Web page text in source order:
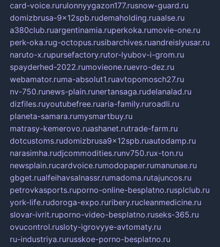
card-voice.rurulonnyygazon177.rusnow-guard.ru
domizbrusa-9x12spb.rudemaholding.ruaalse.ru
a380club.ruargentinamia.ruperkoka.rumovie-one.ru
perk-oka.rug-octopus.rusibarchives.ruandreislyusar.ru
naruto-x.rupursefactory.rutor-lyubov-i-grom.ru
spayderhed-2022.rumovieone.ruevro-dez.ru
webamator.ruma-absolut1.ruavtopomosch27.ru
nv-750.runews-plain.runertansaga.rudelanalad.ru
dizfiles.ruyoutubefree.ruaria-family.ruroadli.ru
planeta-samara.rumysmartbuy.ru
matrasy-kemerovo.ruashanet.rutrade-farm.ru
dotcustoms.rudomizbrusa9x12spb.ruautodamp.ru
narasimha.rudjcommodities.runv750.rux-ton.ru
newsplain.rucardvoice.rumodopaper.rumanunae.ru
gbget.rualfeihavsalnassr.rumadoma.rutajuncos.ru
petrovkasports.ruporno-online-besplatno.rusplclub.ru
york-life.rudoroga-expo.ruribery.rucleanmedicine.ru
slovar-ivrit.ruporno-video-besplatno.ruseks-365.ru
ovucontrol.rusloty-igrovyye-avtomaty.ru
ru-industriya.rurusskoe-porno-besplatno.ru